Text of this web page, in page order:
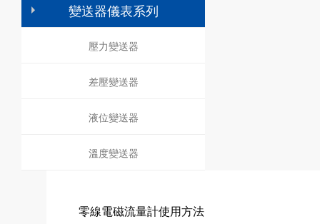
變送器儀表系列
壓力變送器
差壓變送器
液位變送器
溫度變送器
零線電磁流量計使用方法